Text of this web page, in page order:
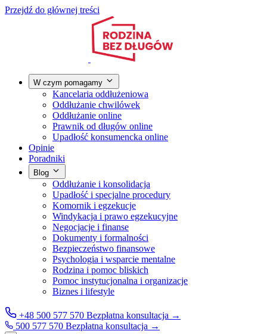
Przejdź do głównej treści
W czym pomagamy
Kancelaria oddłużeniowa
Oddłużanie chwilówek
Oddłużanie online
Prawnik od długów online
Upadłość konsumencka online
Opinie
Poradniki
Blog
Oddłużanie i konsolidacja
Upadłość i specjalne procedury
Komornik i egzekucje
Windykacja i prawo egzekucyjne
Negocjacje i finanse
Dokumenty i formalności
Bezpieczeństwo finansowe
Psychologia i wsparcie mentalne
Rodzina i pomoc bliskich
Pomoc instytucjonalna i organizacje
Biznes i lifestyle
+48 500 577 570 Bezpłatna konsultacja →
500 577 570 Bezpłatna konsultacja →